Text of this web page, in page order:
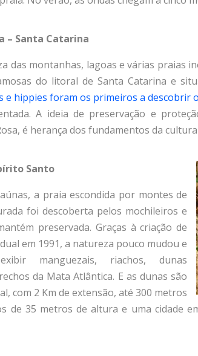
– Santa Catarina
das montanhas, lagoas e várias praias
do litoral de Santa Catarina e
e hippies foram os primeiros a descobrir
A ideia de preservação e
é herança dos fundamentos da
Santo
a praia escondida por montes de
foi descoberta pelos mochileiros e
preservada. Graças à criação de
em 1991, a natureza pouco mudou e
manguezais, riachos, dunas
da Mata Atlântica. E as dunas são
com 2 Km de extensão, até 300 metros
de 35 metros de altura e uma cidade